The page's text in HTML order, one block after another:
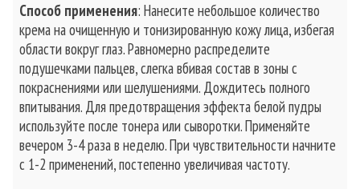
Способ применения: Нанесите небольшое количество
крема на очищенную и тонизированную кожу лица, избегая
области вокруг глаз. Равномерно распределите
подушечками пальцев, слегка вбивая состав в зоны с
покраснениями или шелушениями. Дождитесь полного
впитывания. Для предотвращения эффекта белой пудры
используйте после тонера или сыворотки. Применяйте
вечером 3-4 раза в неделю. При чувствительности начните
с 1-2 применений, постепенно увеличивая частоту.